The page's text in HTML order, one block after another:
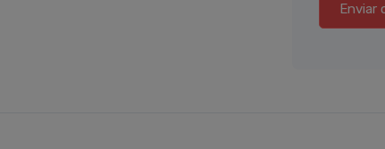
Enviar